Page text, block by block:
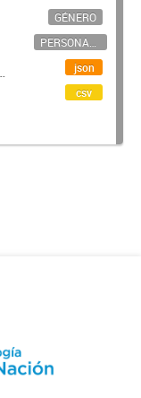
GÉNERO
PERSONAL CIENTÍFICO-TECNOLÓGICO
json
csv